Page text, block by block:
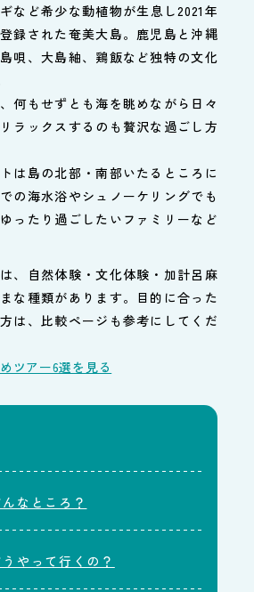
など希少な動植物が生息し2021年
録された奄美大島。鹿児島と沖縄
唄、大島紬、鶏飯など独特の文化
何もせずとも海を眺めながら日々
ラックスするのも贅沢な過ごし方
は島の北部・南部いたるところに
の海水浴やシュノーケリングでも
ったり過ごしたいファミリーなど
、自然体験・文化体験・加計呂麻
な種類があります。目的に合った
は、比較ページも参考にしてくだ
ツアー6選を見る
なところ？
やって行くの？